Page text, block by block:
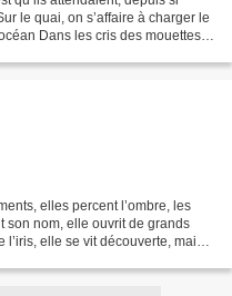
le quai, on s’affaire à charger le
Dans les cris des mouettes
elles percent l’ombre, les
son nom, elle ouvrit de grands
l’iris, elle se vit découverte, main